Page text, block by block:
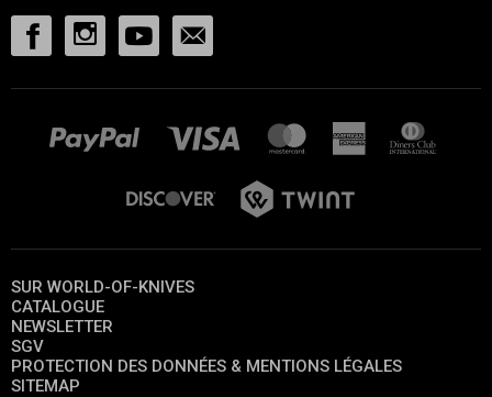
SUR WORLD-OF-KNIVES
CATALOGUE
NEWSLETTER
SGV
PROTECTION DES DONNÉES & MENTIONS LÉGALES
SITEMAP